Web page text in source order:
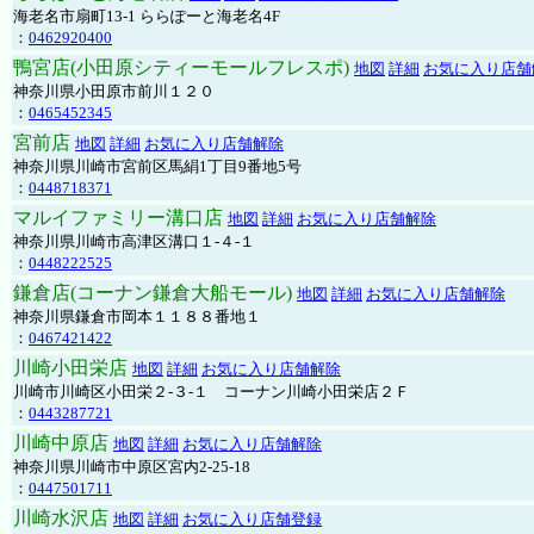
海老名市扇町13-1 ららぽーと海老名4F
： 0462920400
鴨宮店(小田原シティーモールフレスポ) 地図 詳細 お気に入り店
神奈川県小田原市前川１２０
： 0465452345
宮前店 地図 詳細 お気に入り店舗解除
神奈川県川崎市宮前区馬絹1丁目9番地5号
： 0448718371
マルイファミリー溝口店 地図 詳細 お気に入り店舗解除
神奈川県川崎市高津区溝口１-４-１
： 0448222525
鎌倉店(コーナン鎌倉大船モール) 地図 詳細 お気に入り店舗解除
神奈川県鎌倉市岡本１１８８番地１
： 0467421422
川崎小田栄店 地図 詳細 お気に入り店舗解除
川崎市川崎区小田栄２‐３‐１ コーナン川崎小田栄店２Ｆ
： 0443287721
川崎中原店 地図 詳細 お気に入り店舗解除
神奈川県川崎市中原区宮内2-25-18
： 0447501711
川崎水沢店 地図 詳細 お気に入り店舗登録